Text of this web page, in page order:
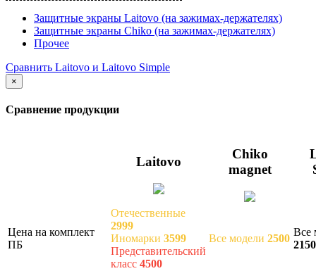
Защитные экраны Laitovo (на зажимах-держателях)
Защитные экраны Chiko (на зажимах-держателях)
Прочее
Сравнить Laitovo и Laitovo Simple
×
Сравнение продукции
Laitovo
Chiko
magnet
Цена на комплект
ПБ
Отечественные
2999
Иномарки 3599
Представительский
класс 4500
Все модели 2500
Все
2150